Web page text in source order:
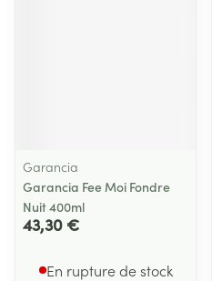
Garancia
Garancia Fee Moi Fondre
Nuit 400ml
43,30 €
En rupture de stock